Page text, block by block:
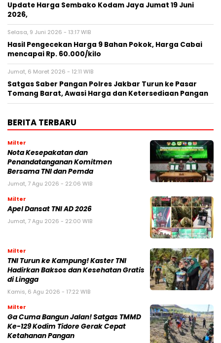
Update Harga Sembako Kodam Jaya Jumat 19 Juni
2026,
Selasa, 9 Juni 2026 - 13:17 WIB
Hasil Pengecekan Harga 9 Bahan Pokok, Harga Cabai
mencapai Rp. 60.000/kilo
Jumat, 6 Maret 2026 - 12:11 WIB
Satgas Saber Pangan Polres Jakbar Turun ke Pasar
Tomang Barat, Awasi Harga dan Ketersediaan Pangan
BERITA TERBARU
Milter
Nota Kesepakatan dan
Penandatanganan Komitmen
Bersama TNI dan Pemda
Jumat, 7 Agu 2026 - 22:06 WIB
Milter
Apel Dansat TNI AD 2026
Jumat, 7 Agu 2026 - 22:00 WIB
Milter
TNI Turun ke Kampung! Kaster TNI
Hadirkan Baksos dan Kesehatan Gratis
di Lingga
Kamis, 6 Agu 2026 - 17:22 WIB
Milter
Ga Cuma Bangun Jalan! Satgas TMMD
Ke-129 Kodim Tidore Gerak Cepat
Ketahanan Pangan